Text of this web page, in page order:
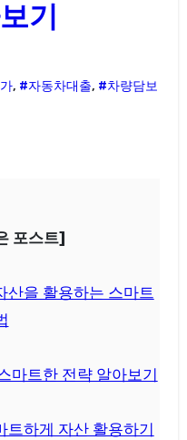
기
, #자동차대출, #차량담보
포스트]
산을 활용하는 스마트
마트한 전략 알아보기
트하게 자산 활용하기